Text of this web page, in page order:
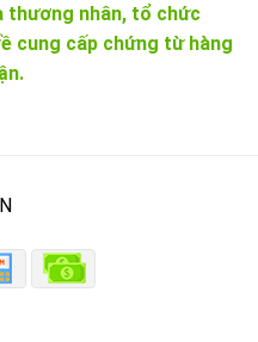
thương nhân, tổ chức
cung cấp chứng từ hàng